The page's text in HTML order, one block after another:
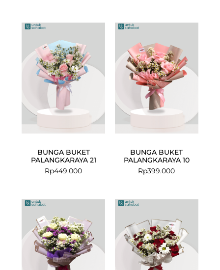
BUNGA BUKET
PALANGKARAYA 21
Rp449.000
BUNGA BUKET
PALANGKARAYA 10
Rp399.000